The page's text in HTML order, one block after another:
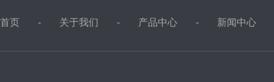
首页 关于我们 产品中心 新闻中心